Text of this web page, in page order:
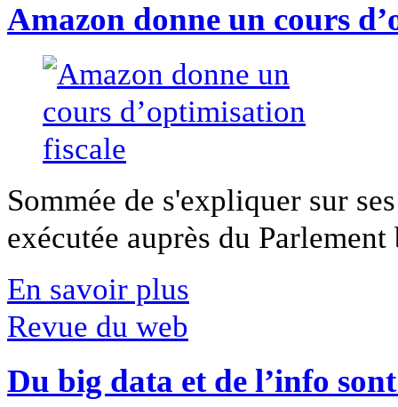
Amazon donne un cours
Sommée de s'expliquer sur
exécutée auprès du
En savoir plus
Revue du web
Du big data et de l’info